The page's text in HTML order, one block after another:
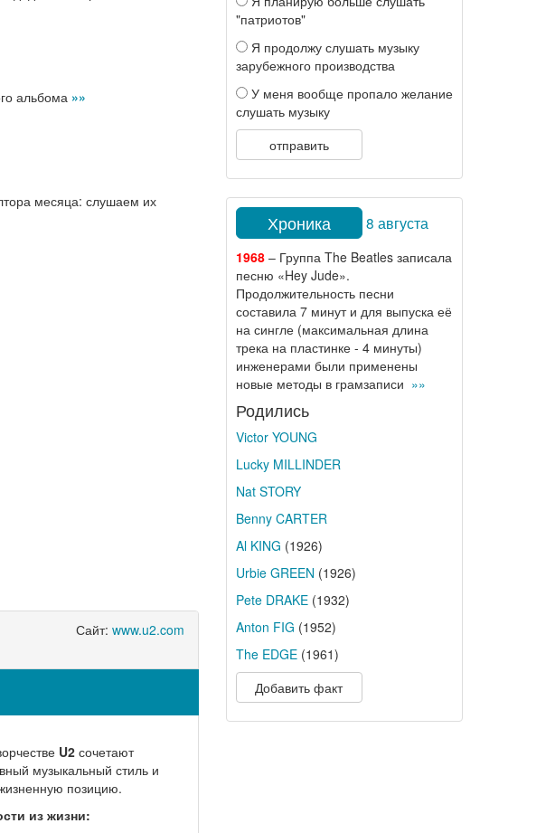
альбома »»
месяца: слушаем их
Сайт: www.u2.com
U2сочетают
музыкальный стиль и
позицию.
из жизни:
"патриотов"
Я продолжу слушать музыку
зарубежного производства
У меня вообще пропало желание
слушать музыку
отправить
Хроника 8 августа
1968– Группа The Beatles записала
песню «Hey Jude».
Продолжительность песни
составила 7 минут и для выпуска её
на сингле (максимальная длина
трека на пластинке - 4 минуты)
инженерами были применены
новые методы в грамзаписи »»
Родились
Victor YOUNG
Lucky MILLINDER
Nat STORY
Benny CARTER
Al KING (1926)
Urbie GREEN (1926)
Pete DRAKE(1932)
Anton FIG (1952)
The EDGE(1961)
Добавить факт